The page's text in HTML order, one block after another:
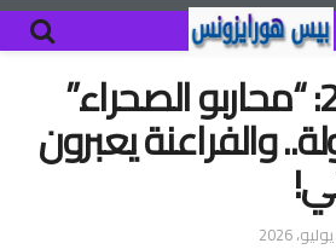
مونديال 2026: “محاربو الصحراء”
والفراعنة يعبرون